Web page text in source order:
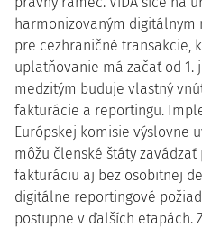
harmonizovaným
pre cezhraničné transakcie,
uplatňovanie má začať od 1.
medzitým buduje vlastný
fakturácie a reportingu.
Európskej komisie výslovne
môžu členské štáty
fakturáciu aj bez osobitnej
digitálne reportingové
postupne v ďalších etapách.